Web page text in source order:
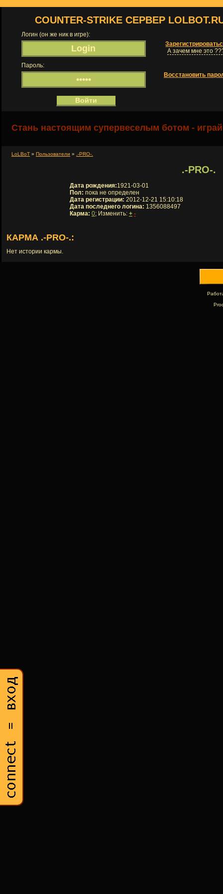
COUNTER-STRIKE СЕРВЕР
Логин (он же ник в игре):
А зачем мне это
Пароль:
Восстановить
Стань настоящим супервеселым ботом -
LoLBoT » Пользователи » .-PRO-.
.-PRO-.
Дата рождения:1921-03-01
Пол: пока не определен
Дата регистрации: 2012-12-21 15:10:18
Дата последнего логина: 1356088497
Карма: 0; Изменить: + -
КАРМА .-PRO-.:
Нет истории кармы.